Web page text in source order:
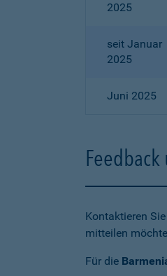
2025
seit Januar
2025
Juni 2025
Kontaktieren
mitteilen
Für die